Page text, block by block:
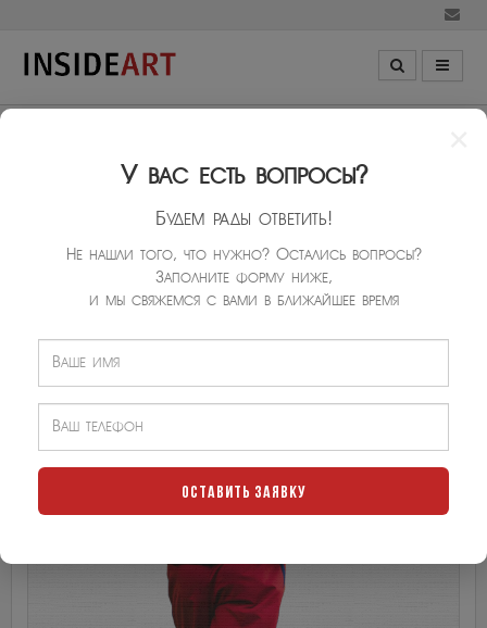
У вас есть вопросы?
Будем рады ответить!
Не нашли того, что нужно? Остались вопросы?
Заполните форму ниже,
и мы свяжемся с вами в ближайшее время
ОСТАВИТЬ ЗАЯВКУ